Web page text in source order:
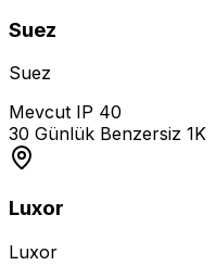
Suez
Suez
Mevcut IP 40
30 Günlük Benzersiz 1K
Luxor
Luxor